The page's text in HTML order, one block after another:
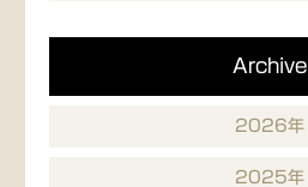
Archive
2026年
2025年